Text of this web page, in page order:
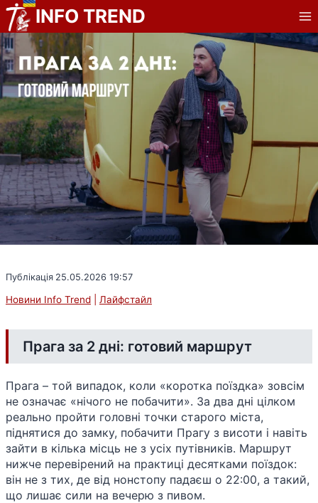
Перейти
до
вмісту
INFO TREND
Публікація 25.05.2026 19:57
Новини Info Trend Лайфстайл
Прага за 2 дні: готовий маршрут
Прага – той випадок, коли «коротка поїздка» зовсім
не означає «нічого не побачити». За два дні цілком
реально пройти головні точки старого міста,
піднятися до замку, побачити Прагу з висоти і навіть
зайти в кілька місць не з усіх путівників. Маршрут
нижче перевірений на практиці десятками поїздок:
він не з тих, де від нонстопу падаєш о 22:00, а такий,
що лишає сили на вечерю з пивом.